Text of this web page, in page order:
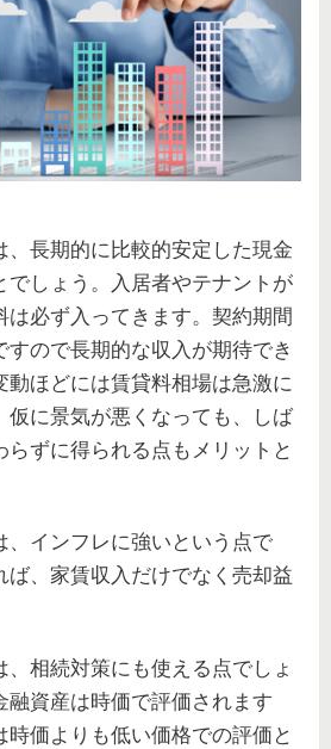
、長期的に比較的安定した現金
でしょう。入居者やテナントが
は必ず入ってきます。契約期間
すので長期的な収入が期待でき
動ほどには賃貸料相場は急激に
仮に景気が悪くなっても、しば
らずに得られる点もメリットと
、インフレに強いという点で
ば、家賃収入だけでなく売却益
、相続対策にも使える点でしょ
融資産は時価で評価されます
時価よりも低い価格での評価と